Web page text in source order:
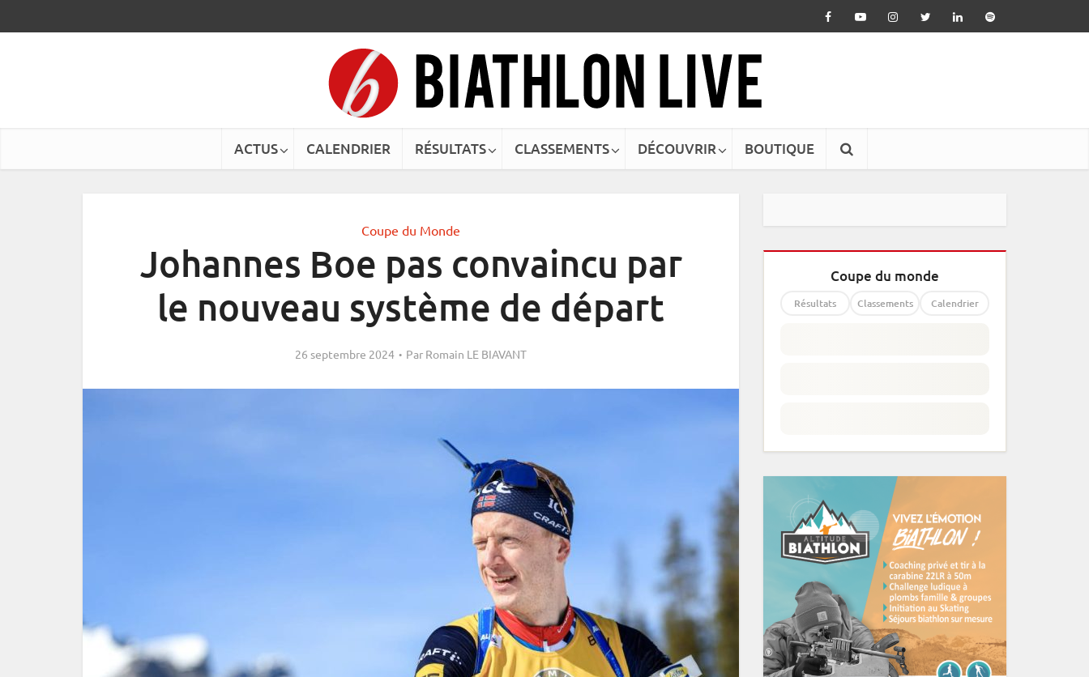
ACTUS CALENDRIER RÉSULTATS CLASSEMENTS DÉCOUVRIR BOUTIQUE
Coupe du Monde
Johannes Boe pas convaincu par
le nouveau système de départ
26 septembre 2024 Par Romain LE BIAVANT
Coupe du monde
Résultats Classements Calendrier